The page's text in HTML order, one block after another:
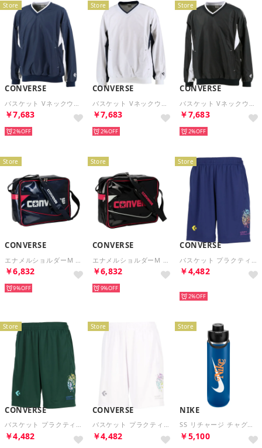
Store
CONVERSE
￥7,683
2%
Store
CONVERSE
￥7,683
2%
Store
CONVERSE
￥7,683
2%
Store
CONVERSE
￥6,832
9%
Store
CONVERSE
￥6,832
9%
Store
CONVERSE
￥4,482
2%
Store
CONVERSE
バスケット プラクティスパンツ ポケット付き CB252867 （4700 D.グリーン）
￥4,482
Store
CONVERSE
バスケット プラクティスパンツ ポケット付き CB252867 （1100 ホワイト）
￥4,482
Store
NIKE
SS リチャージ チャグボトル 700ml グラフィック【返品不可商品】 （ブルージェイ/ブラック/トータルオレンジ）
￥5,100